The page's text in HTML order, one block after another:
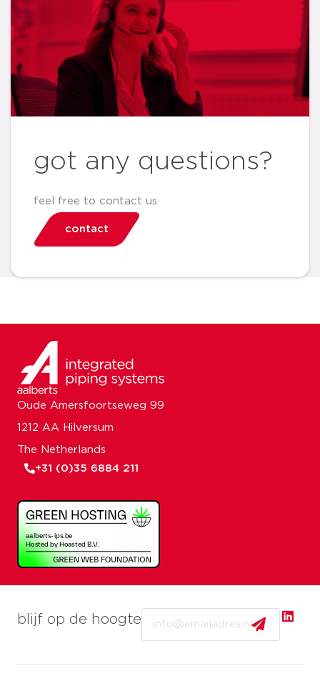
got any questions?
feel free to contact us
contact
blijf op de hoogte
Oude Amersfoortseweg 99
1212 AA Hilversum
The Netherlands
+31 (0)35 6884 211